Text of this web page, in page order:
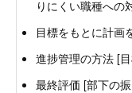
りにくい職種への
目標をもとに計画
進捗管理の方法 [
最終評価 [部下の